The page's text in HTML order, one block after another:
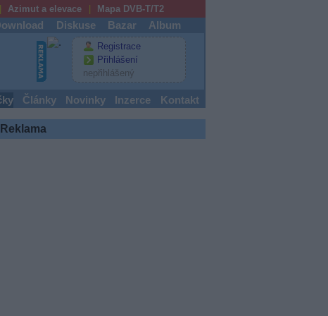
Azimut a elevace Mapa DVB-T/T2
Diskuse Bazar Album
Registrace
Přihlášení
nepřihlášený
Články Novinky Inzerce Kontakt
Reklama